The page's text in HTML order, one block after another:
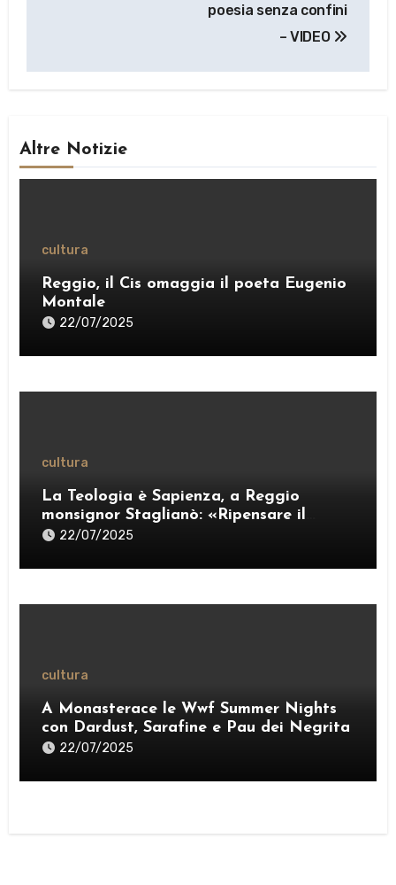
poesia senza confini
– VIDEO
Altre Notizie
cultura
Reggio, il Cis omaggia il poeta Eugenio
Montale
22/07/2025
cultura
La Teologia è Sapienza, a Reggio
monsignor Staglianò: «Ripensare il
pensiero per esercitare una “ragione
22/07/2025
cultura
A Monasterace le Wwf Summer Nights
con Dardust, Sarafine e Pau dei Negrita
22/07/2025